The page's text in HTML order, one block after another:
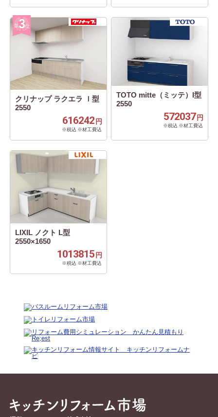
クリナップ ラクエラ Ｉ型
2550
616242 円
※税込 ※材工費込
TOTO mitte（ミッテ）I型
2550
572037 円
※税込 ※材工費込
LIXIL ノクト L型
2550×1650
1013815 円
※税込 ※材工費込